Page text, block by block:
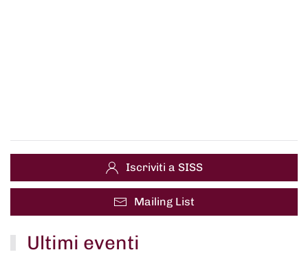
Iscriviti a SISS
Mailing List
Ultimi eventi